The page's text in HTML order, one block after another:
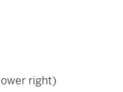
right)